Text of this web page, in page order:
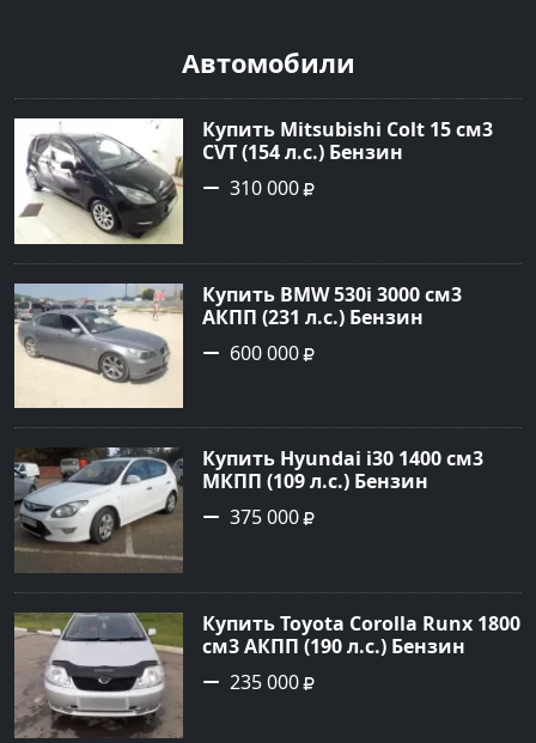
Автомобили
Купить Mitsubishi Colt 15 см3
CVT (154 л.с.) Бензин
турбонаддув в Краснодар:
цвет Чёрный металик Хетчбэк
сайте Авторынок23
310 000
Купить BMW 530i 3000 см3
АКПП (231 л.с.) Бензин
инжектор в Новороссийск:
цвет серый Седан 2004 года по
Авторынок23
600 000
Купить Hyundai i30 1400 см3
МКПП (109 л.с.) Бензин
инжектор в Кропоткин: цвет
белый Хетчбэк 2011 года по
Авторынок23
375 000
Купить Toyota Corolla Runx 1800
см3 АКПП (190 л.с.) Бензин
инжектор в Тихорецк: цвет
Серый Хетчбэк 2002 года по
235 000